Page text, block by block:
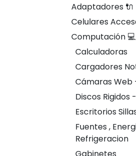
Adaptadores 🔌
Celulares
Computación 💻
Calculadoras
Cargadores
Cámaras Web
Discos Rigidos
Escritorios
Fuentes ,
Refrigeracion